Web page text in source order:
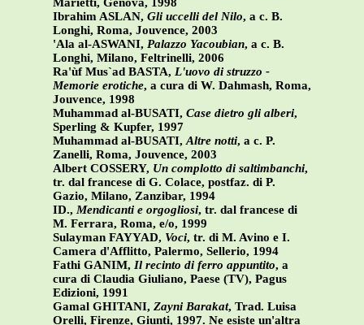
Marietti, Genova, 1998
Ibrahim ASLAN, Gli uccelli del Nilo, a c. B.
Longhi, Roma, Jouvence, 2003
'Ala al-ASWANI, Palazzo Yacoubian, a c. B.
Longhi, Milano, Feltrinelli, 2006
Ra'ùf Mus`ad BASTA, L'uovo di struzzo -
Memorie erotiche, a cura di W. Dahmash, Roma,
Jouvence, 1998
Muhammad al-BUSATI, Case dietro gli alberi,
Sperling & Kupfer, 1997
Muhammad al-BUSATI,Altre notti, a c. P.
Zanelli, Roma, Jouvence, 2003
Albert COSSERY, Un complotto di saltimbanchi,
tr. dal francese di G. Colace, postfaz. di P.
Gazio, Milano, Zanzibar, 1994
ID., Mendicanti e orgogliosi, tr. dal francese di
M. Ferrara, Roma, e/o, 1999
Sulayman FAYYAD, Voci, tr. di M. Avino e I.
Camera d'Afflitto, Palermo, Sellerio, 1994
Fathi GANIM, Il recinto di ferro appuntito, a
cura di Claudia Giuliano, Paese (TV), Pagus
Edizioni, 1991
Gamal GHITANI, Zayni Barakat, Trad. Luisa
Orelli, Firenze, Giunti, 1997. Ne esiste un'altra